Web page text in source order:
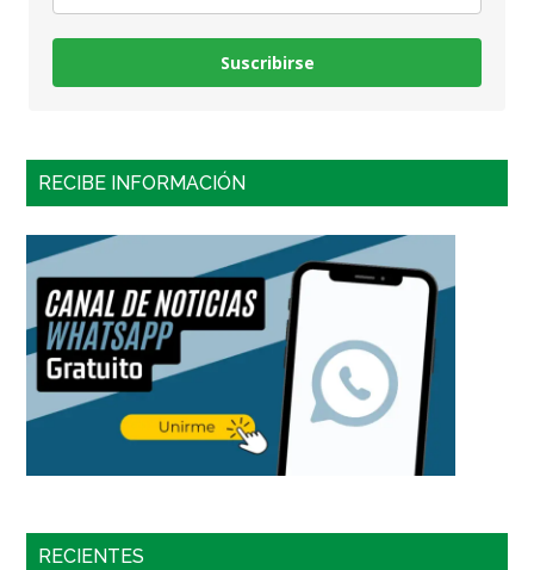
Suscribirse
RECIBE INFORMACIÓN
RECIENTES